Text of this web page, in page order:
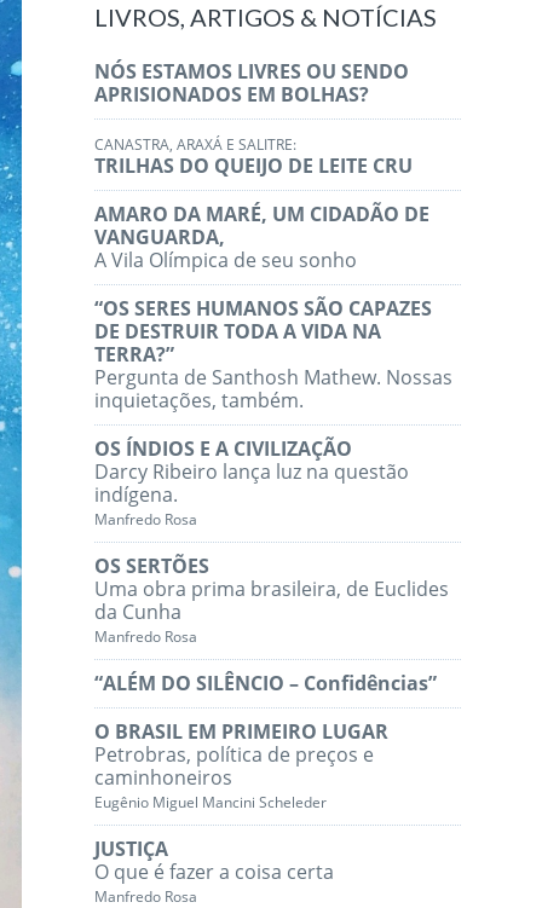
LIVROS, ARTIGOS & NOTÍCIAS
NÓS ESTAMOS LIVRES OU SENDO
APRISIONADOS EM BOLHAS?
CANASTRA, ARAXÁ E SALITRE:
TRILHAS DO QUEIJO DE LEITE CRU
AMARO DA MARÉ, UM CIDADÃO DE
VANGUARDA,
A Vila Olímpica de seu sonho
“OS SERES HUMANOS SÃO CAPAZES
DE DESTRUIR TODA A VIDA NA
TERRA?”
Pergunta de Santhosh Mathew. Nossas
inquietações, também.
OS ÍNDIOS E A CIVILIZAÇÃO
Darcy Ribeiro lança luz na questão
indígena.
Manfredo Rosa
OS SERTÕES
Uma obra prima brasileira, de Euclides
da Cunha
Manfredo Rosa
“ALÉM DO SILÊNCIO – Confidências”
O BRASIL EM PRIMEIRO LUGAR
Petrobras, política de preços e
caminhoneiros
Eugênio Miguel Mancini Scheleder
JUSTIÇA
O que é fazer a coisa certa
Manfredo Rosa